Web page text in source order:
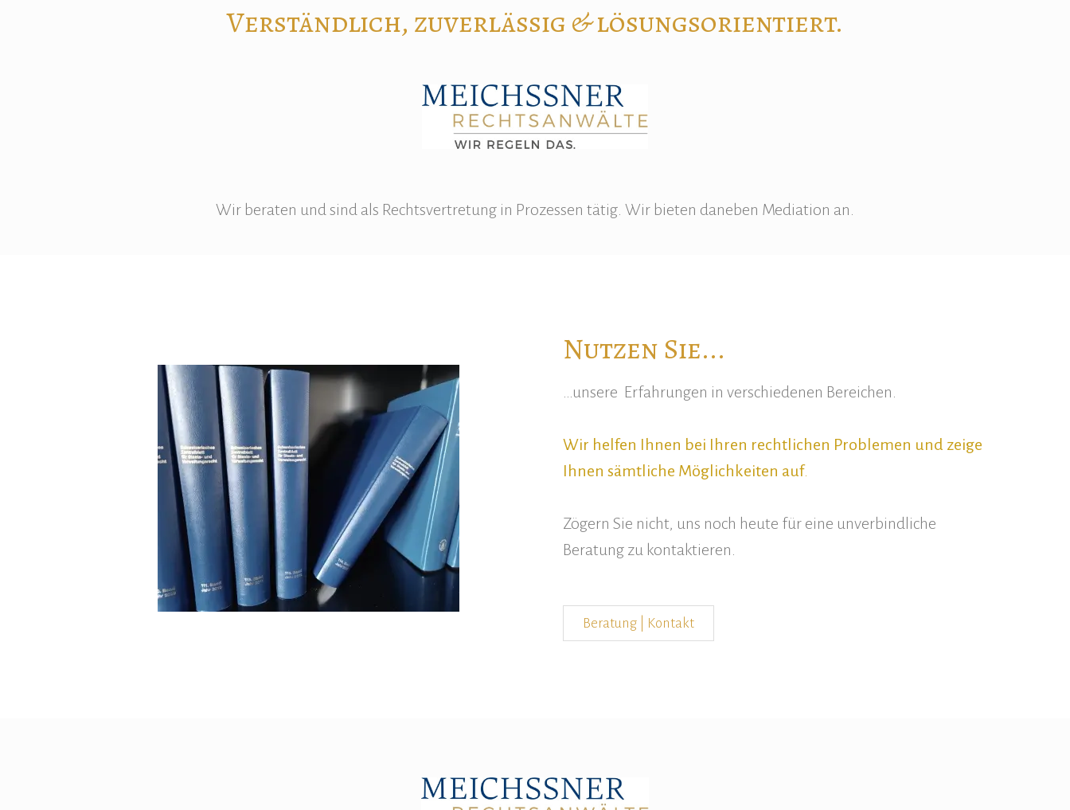
Verständlich, zuverlässig & lösungsorientiert.
Wir beraten und sind als Rechtsvertretung in Prozessen tätig. Wir bieten daneben Mediation an.
Nutzen Sie...
…unsere Erfahrungen in verschiedenen Bereichen.
Wir helfen Ihnen bei Ihren rechtlichen Problemen und zeige
Ihnen sämtliche Möglichkeiten auf.
Zögern Sie nicht, uns noch heute für eine unverbindliche
Beratung zu kontaktieren.
Beratung | Kontakt